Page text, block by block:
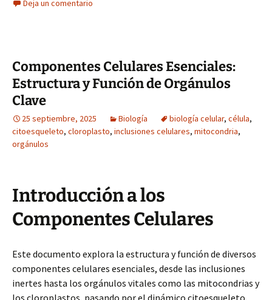
Deja un comentario
Componentes Celulares Esenciales:
Estructura y Función de Orgánulos
Clave
25 septiembre, 2025 Biología biología celular, célula,
citoesqueleto, cloroplasto, inclusiones celulares, mitocondria,
orgánulos
Introducción a los
Componentes Celulares
Este documento explora la estructura y función de diversos
componentes celulares esenciales, desde las inclusiones
inertes hasta los orgánulos vitales como las mitocondrias y
los cloroplastos, pasando por el dinámico citoesqueleto.